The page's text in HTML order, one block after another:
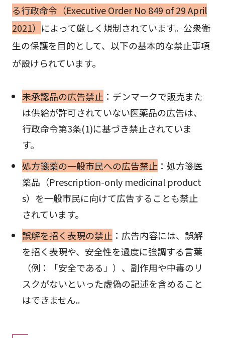
る行政命令（Executive Order No 849 of 29 April
2021） によって厳しく規制されています。公衆衛
生の保護を目的として、以下の基本的な禁止事項
が設けられています。
未承認品の広告禁止：デンマークで販売また
は供給が許可されていない医薬品の広告は、
行政命令第3条(1)に基づき禁止されていま
す。
処方箋薬の一般市民への広告禁止：処方箋医
薬品（Prescription-only medicinal product
s）を一般市民に向けて広告することも禁止
されています。
誤解を招く表現の禁止：広告内容には、誤解
を招く表現や、安全性を過度に強調する言葉
（例：「安全である」）、副作用や中毒のリ
スクがないといった虚偽の記述を含めること
はできません。